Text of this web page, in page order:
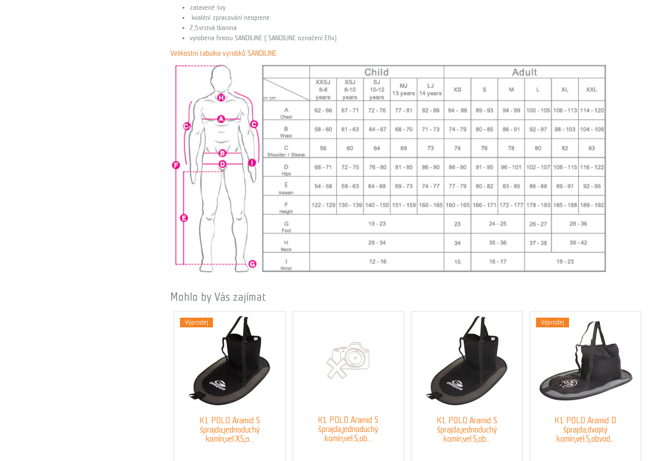
zatavené švy
kvalitní zpracování neoprene
2,5vrstvá tkanina
vyrobena firmou SANDILINE ( SANDILINE označení Eflx)
Velikostní tabulka výrobků SANDILINE
Mohlo by Vás zajímat
Výprodej
K1 POLO Aramid S
šprajda,jednoduchý
komín,vel.XS,o...
K1 POLO Aramid S
šprajda,jednoduchý
komín,vel.S,ob...
K1 POLO Aramid S
šprajda,jednoduchý
komín,vel.S,ob...
Výprodej
K1 POLO Aramid D
šprajda,dvojitý
komín,vel.S,obvod...